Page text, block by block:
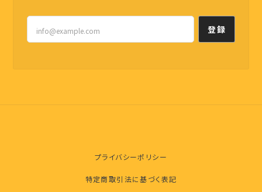
登録
プライバシーポリシー
特定商取引法に基づく表記